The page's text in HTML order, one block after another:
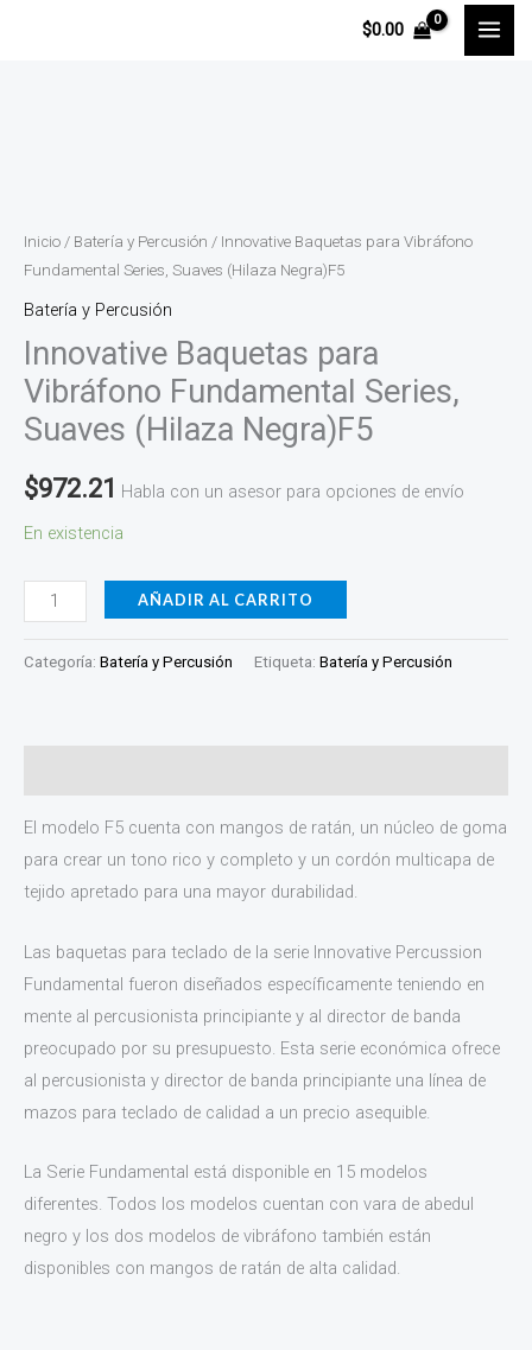
$0.00
Inicio / Batería y Percusión / Innovative Baquetas para Vibráfono
Fundamental Series, Suaves (Hilaza Negra)F5
Batería y Percusión
Innovative Baquetas para
Vibráfono Fundamental Series,
Suaves (Hilaza Negra)F5
$972.21 Habla con un asesor para opciones de envío
En existencia
Vibráfono
Fundamental
Series,
Suaves
(Hilaza
Negra)F5
cantidad
AÑADIR AL CARRITO
Categoría: Batería y Percusión Etiqueta: Batería y Percusión
El modelo F5 cuenta con mangos de ratán, un núcleo de goma
para crear un tono rico y completo y un cordón multicapa de
tejido apretado para una mayor durabilidad.
Las baquetas para teclado de la serie Innovative Percussion
Fundamental fueron diseñados específicamente teniendo en
mente al percusionista principiante y al director de banda
preocupado por su presupuesto. Esta serie económica ofrece
al percusionista y director de banda principiante una línea de
mazos para teclado de calidad a un precio asequible.
La Serie Fundamental está disponible en 15 modelos
diferentes. Todos los modelos cuentan con vara de abedul
negro y los dos modelos de vibráfono también están
disponibles con mangos de ratán de alta calidad.